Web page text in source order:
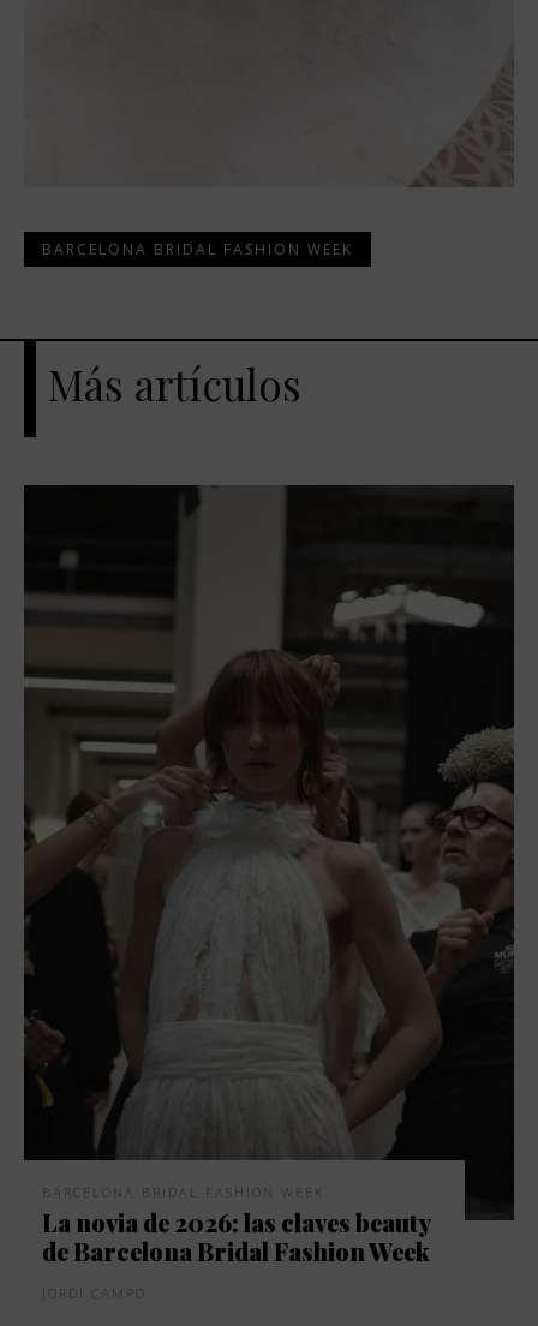
BARCELONA BRIDAL FASHION WEEK
Más artículos
BARCELONA BRIDAL FASHION WEEK
La novia de 2026: las claves beauty
de Barcelona Bridal Fashion Week
JORDI CAMPO